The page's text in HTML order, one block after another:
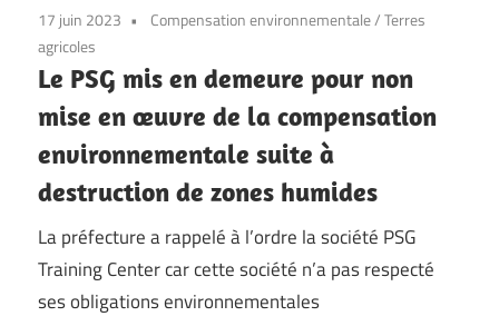
17 juin 2023 Compensation environnementale/Terres
agricoles
Le PSG mis en demeure pour non
mise en œuvre de la compensation
environnementale suite à
destruction de zones humides
La préfecture a rappelé à l’ordre la société PSG
Training Center car cette société n’a pas respecté
ses obligations environnementales